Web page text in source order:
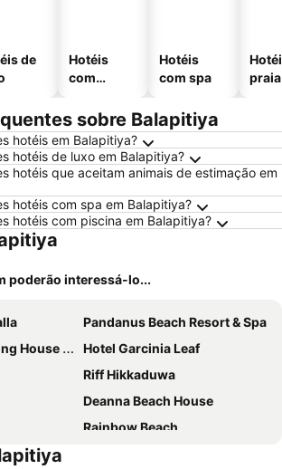
de
Hotéis
com
Hotéis
com spa
praia
sobre Balapitiya
hotéis em Balapitiya?
hotéis de luxo em Balapitiya?
hotéis que aceitam animais de estimação em
hotéis com spa em Balapitiya?
hotéis com piscina em Balapitiya?
poderão interessá-lo...
Pandanus Beach Resort & Spa
- Bentota
Hotel Garcinia Leaf
Riff Hikkaduwa
Deanna Beach House
Rainbow Beach